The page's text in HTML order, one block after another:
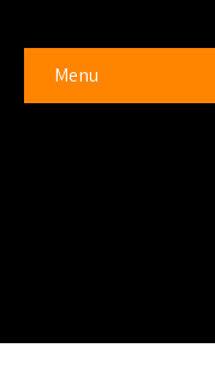
Menu